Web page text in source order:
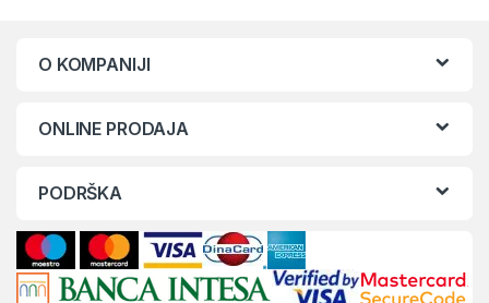
O KOMPANIJI
ONLINE PRODAJA
PODRŠKA